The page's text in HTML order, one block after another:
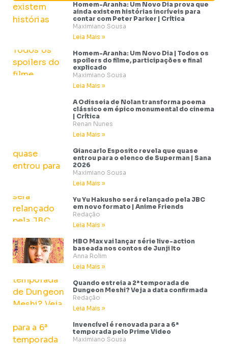
Homem-Aranha: Um Novo Dia prova que
ainda existem histórias incríveis para
contar com Peter Parker | Crítica
Maximiano Sousa
Leia Mais »
Homem-Aranha: Um Novo Dia | Todos os
spoilers do filme, participações e final
explicado
Maximiano Sousa
Leia Mais »
A Odisseia de Nolan transforma poema
clássico em épico monumental do cinema
| Crítica
Renan Nunes
Leia Mais »
Giancarlo Esposito revela que quase
entrou para o elenco de Superman | Sana
2026
Maximiano Sousa
Leia Mais »
Yu Yu Hakusho será relançado pela JBC
em novo formato | Anime Friends
Redação
Leia Mais »
HBO Max vai lançar série live-action
baseada nos contos de Junji Ito
Anna Rolim
Leia Mais »
Quando estreia a 2ª temporada de
Dungeon Meshi? Veja a data confirmada
Redação
Leia Mais »
Invencível é renovada para a 6ª
temporada pelo Prime Video
Maximiano Sousa